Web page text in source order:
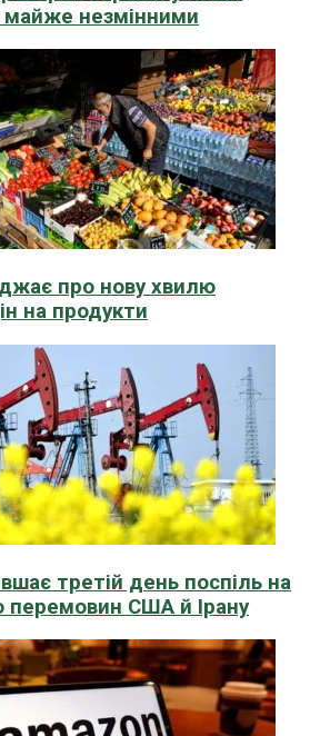
незмінними
про нову хвилю
на продукти
третій день поспіль на
перемовин США й Ірану